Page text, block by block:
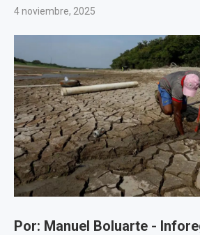
4 noviembre, 2025
Por: Manuel Boluarte -